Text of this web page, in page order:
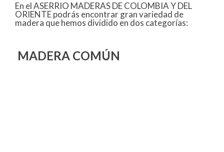
En el ASERRIO MADERAS DE COLOMBIA Y DEL
ORIENTE podrás encontrar gran variedad de
madera que hemos dividido en dos categorías:
MADERA COMÚN